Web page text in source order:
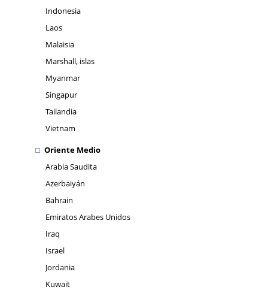
Indonesia
Laos
Malaisia
Marshall, islas
Myanmar
Singapur
Tailandia
Vietnam
Oriente Medio
Arabia Saudita
Azerbaiyán
Bahrain
Emiratos Arabes Unidos
Iraq
Israel
Jordania
Kuwait